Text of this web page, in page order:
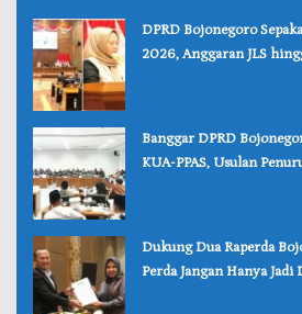
‎DPRD Bojonegoro
2026, Anggaran JLS
‎Banggar DPRD
KUA-PPAS, Usulan
‎Dukung Dua Raperda
Perda Jangan Hanya Jadi